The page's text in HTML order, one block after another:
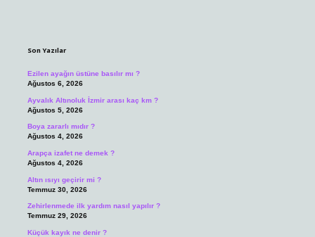
Son Yazılar
Ezilen ayağın üstüne basılır mı ?
Ağustos 6, 2026
Ayvalık Altınoluk İzmir arası kaç km ?
Ağustos 5, 2026
Boya zararlı mıdır ?
Ağustos 4, 2026
Arapça izafet ne demek ?
Ağustos 4, 2026
Altın ısıyı geçirir mi ?
Temmuz 30, 2026
Zehirlenmede ilk yardım nasıl yapılır ?
Temmuz 29, 2026
Küçük kayık ne denir ?